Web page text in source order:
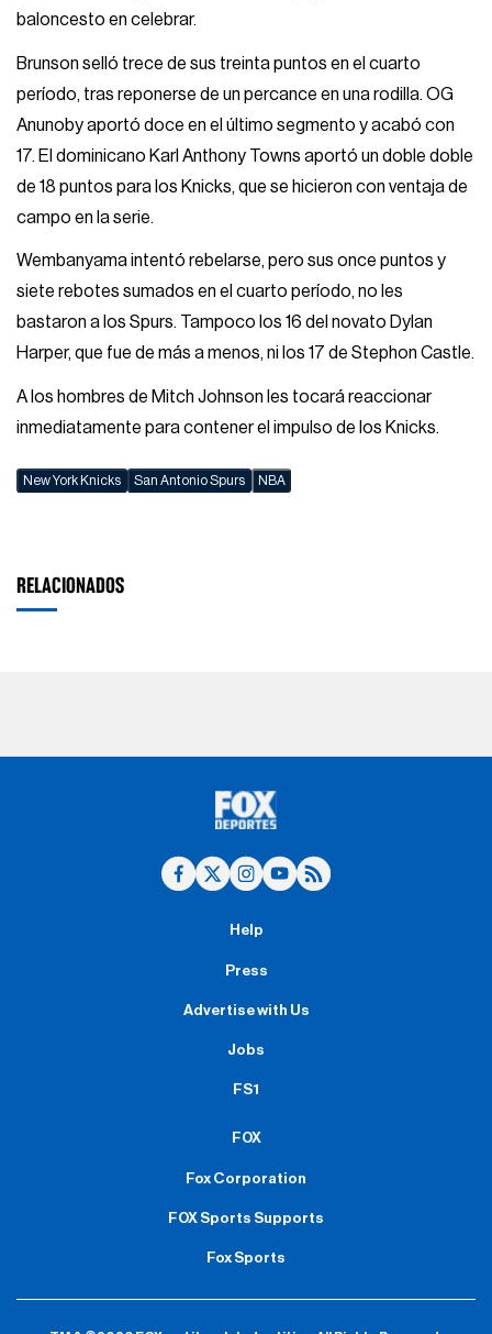
baloncesto en celebrar.
Brunson selló trece de sus treinta puntos en el cuarto
período, tras reponerse de un percance en una rodilla. OG
Anunoby aportó doce en el último segmento y acabó con
17. El dominicano Karl Anthony Towns aportó un doble doble
de 18 puntos para los Knicks, que se hicieron con ventaja de
campo en la serie.
Wembanyama intentó rebelarse, pero sus once puntos y
siete rebotes sumados en el cuarto período, no les
bastaron a los Spurs. Tampoco los 16 del novato Dylan
Harper, que fue de más a menos, ni los 17 de Stephon Castle.
A los hombres de Mitch Johnson les tocará reaccionar
inmediatamente para contener el impulso de los Knicks.
New York Knicks San Antonio Spurs NBA
RELACIONADOS
Help
Press
Advertise with Us
Jobs
FS1
FOX
Fox Corporation
FOX Sports Supports
Fox Sports